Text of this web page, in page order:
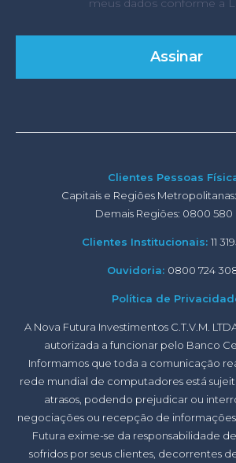
meus dados conforme a
Clientes Pessoas
Capitais e Regiões
Demais Regiões: 0800 580
Clientes Institucionais: 11
Ouvidoria: 0800 724
Política de
A Nova Futura Investimentos C.T.V.M.
autorizada a funcionar pelo Banco
Informamos que toda a comunicação
rede mundial de computadores está
atrasos, podendo prejudicar ou
negociações ou recepção de informações
Futura exime-se da responsabilidade
sofridos por seus clientes, decorrentes